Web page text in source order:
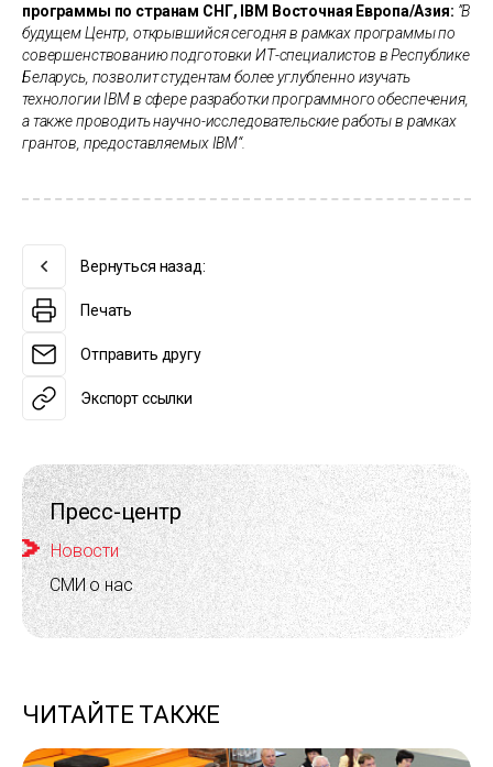
Пресс-центр
Новости
СМИ о нас
ЧИТАЙТЕ ТАКЖЕ
программы по странам СНГ, IBM Восточная Европа/Азия: ”В
будущем Центр, открывшийся сегодня в рамках программы по
совершенствованию подготовки ИТ-специалистов в Республике
Беларусь, позволит студентам более углубленно изучать
технологии IBM в сфере разработки программного обеспечения,
а также проводить научно-исследовательские работы в рамках
грантов, предоставляемых IBM“.
Вернуться назад:
Печать
Отправить другу
Экспорт ссылки